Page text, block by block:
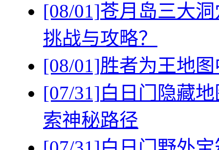
[08/01]苍月岛三大
挑战与攻略？
[08/01]胜者为王地
[07/31]白日门隐藏
索神秘路径